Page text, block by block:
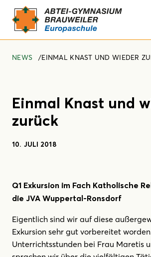
NEWS EINMAL KNAST UND WIEDER
Einmal Knast und
zurück
10. JULI 2018
Q1 Exkursion im Fach Katholische
die JVA Wuppertal-Ronsdorf
Eigentlich sind wir auf diese
Exkursion sehr gut vorbereitet
Unterrichtsstunden bei Frau Maretis